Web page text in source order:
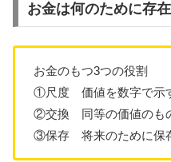
お金は何のために存
お金のもつ3つの役割
①尺度 価値を数字で示
②交換 同等の価値のも
③保存 将来のために保